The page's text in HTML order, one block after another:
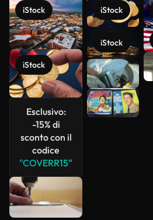
iStock
iStock
Esclusivo:
-15% di
sconto con il
codice
"COVERR15"
iStock
iStock